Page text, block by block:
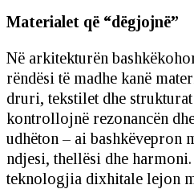
Materialet që “dëgjojnë”
Në arkitekturën
rëndësi të madhe kanë
druri, tekstilet dhe
kontrollojnë rezonancën
udhëton – ai bashkëvepron
ndjesi, thellësi dhe
teknologjia dixhitale lejon